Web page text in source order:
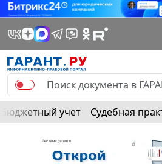
Бюджетный учет Судебная